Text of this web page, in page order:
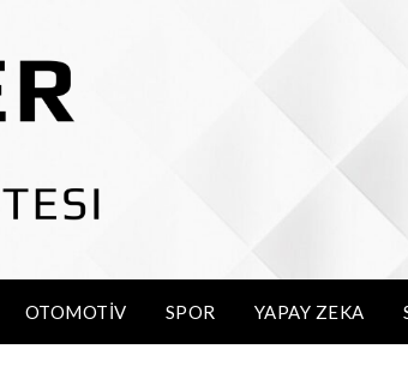
OTOMOTIV SPOR YAPAY ZEKA